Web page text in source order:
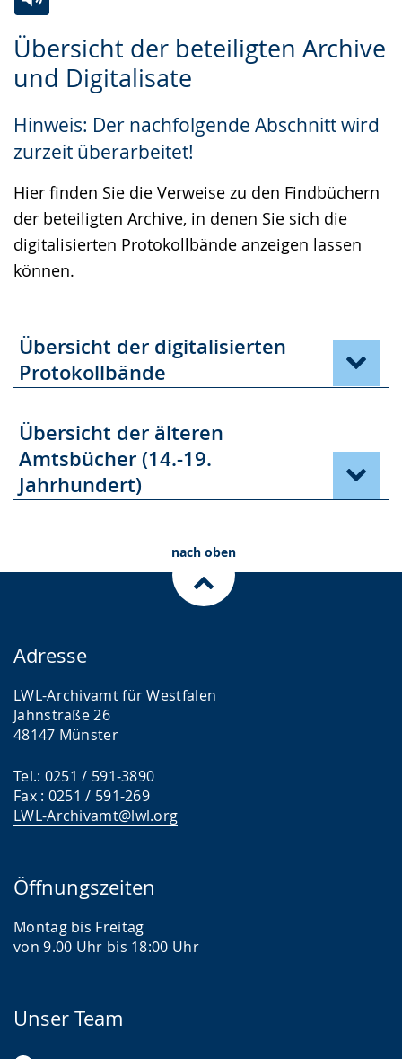
Übersicht der beteiligten Archive
und Digitalisate
Hinweis: Der nachfolgende Abschnitt wird
zurzeit überarbeitet!
Hier finden Sie die Verweise zu den Findbüchern
der beteiligten Archive, in denen Sie sich die
digitalisierten Protokollbände anzeigen lassen
können.
Leichten
Sprache
Audio-
Unterstützung.
Video
in
Gebärdensprache
wird
angezeigt.
Übersicht der digitalisierten
Protokollbände
Übersicht der älteren
Amtsbücher (14.-19.
Jahrhundert)
nach oben
Adresse
LWL-Archivamt für Westfalen
Jahnstraße 26
48147 Münster
Tel.: 0251 / 591-3890
Fax : 0251 / 591-269
LWL-Archivamt@lwl.org
Öffnungszeiten
Montag bis Freitag
von 9.00 Uhr bis 18:00 Uhr
Unser Team